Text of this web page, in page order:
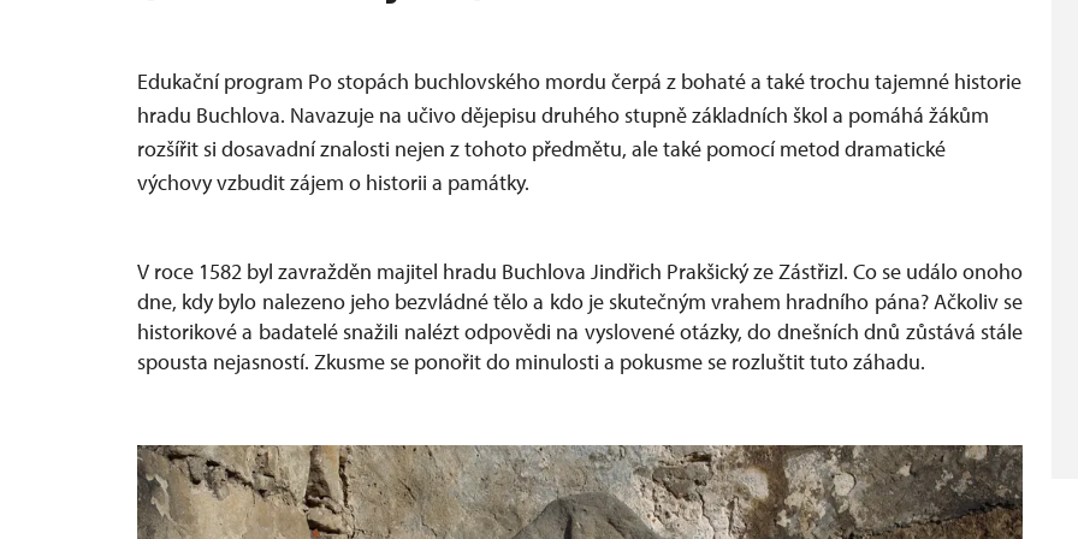
Edukační program Po stopách buchlovského mordu čerpá z bohaté a také trochu tajemné historie
hradu Buchlova. Navazuje na učivo dějepisu druhého stupně základních škol a pomáhá žákům
rozšířit si dosavadní znalosti nejen z tohoto předmětu, ale také pomocí metod dramatické
výchovy vzbudit zájem o historii a památky.
V roce 1582 byl zavražděn majitel hradu Buchlova Jindřich Prakšický ze Zástřizl. Co se událo onoho
dne, kdy bylo nalezeno jeho bezvládné tělo a kdo je skutečným vrahem hradního pána? Ačkoliv se
historikové a badatelé snažili nalézt odpovědi na vyslovené otázky, do dnešních dnů zůstává stále
spousta nejasností. Zkusme se ponořit do minulosti a pokusme se rozluštit tuto záhadu.